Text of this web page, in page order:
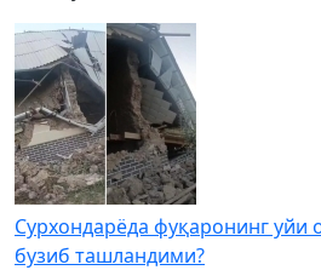
Сурхондарёда фуқаронинг уйи
бузиб ташландими?